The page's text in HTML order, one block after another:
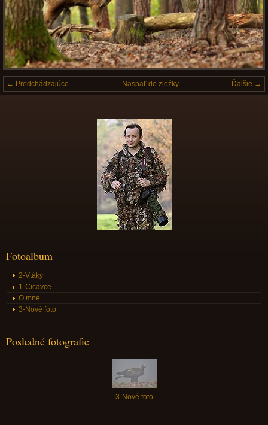
← Predchádzajúce Ďalšie →
Naspäť do zložky
Fotoalbum
2-Vtáky
1-Cicavce
O mne
3-Nové foto
Posledné fotografie
3-Nové foto